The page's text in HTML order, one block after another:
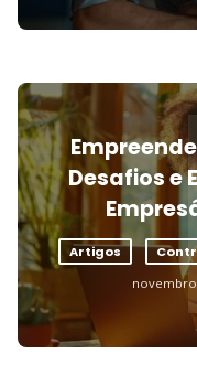
Desafios e
Artigos
novembro